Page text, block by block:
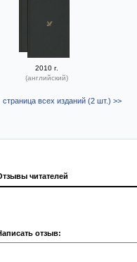
2010 г.
(английский)
страница всех изданий (2 шт.) >>
читателей
отзыв: